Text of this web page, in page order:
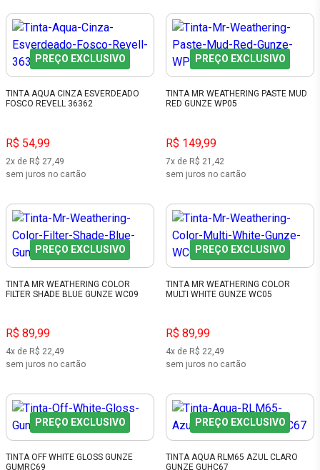
PREÇO EXCLUSIVO
TINTA AQUA CINZA ESVERDEADO
FOSCO REVELL 36362
R$ 54,99
2x de R$ 27,49
sem juros no cartão
PREÇO EXCLUSIVO
TINTA MR WEATHERING PASTE MUD
RED GUNZE WP05
R$ 149,99
7x de R$ 21,42
sem juros no cartão
PREÇO EXCLUSIVO
TINTA MR WEATHERING COLOR
FILTER SHADE BLUE GUNZE WC09
R$ 89,99
4x de R$ 22,49
sem juros no cartão
PREÇO EXCLUSIVO
TINTA MR WEATHERING COLOR
MULTI WHITE GUNZE WC05
R$ 89,99
4x de R$ 22,49
sem juros no cartão
PREÇO EXCLUSIVO
TINTA OFF WHITE GLOSS GUNZE
GUMRC69
PREÇO EXCLUSIVO
TINTA AQUA RLM65 AZUL CLARO
GUNZE GUHC67